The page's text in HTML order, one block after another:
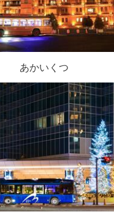
あかいくつ